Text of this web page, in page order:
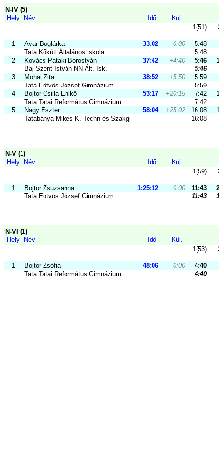
N-IV (5)
Hely
Név Idő
Kül.
1(51)
1 Avar Boglárka 33:02 0:00
5:48
Tata Kőkúti Általános Iskola
5:48
2
Kovács-Pataki Borostyán 37:42 +4:40 5:46
Baj Szent István NN Ált. Isk.
5:46
3
Mohai Zita 38:52 +5:50
5:59
Tata Eötvös József Gimnázium
5:59
4
Bojtor Csilla Enikő 53:17 +20:15 7:42
Tata Tatai Református Gimnázium
7:42
5
Nagy Eszter 58:04 +25:02 16:08
Tatabánya Mikes K. Techn és Szakgimn.
16:08
N-V (1)
Hely
Név Idő
Kül.
1(59)
1 Bojtor Zsuzsanna 1:25:12 0:00 11:43
Tata Eötvös József Gimnázium
11:43
N-VI (1)
Hely
Név Idő
Kül.
1(53)
1 Bojtor Zsófia 48:06 0:00
4:40
Tata Tatai Református Gimnázium
4:40